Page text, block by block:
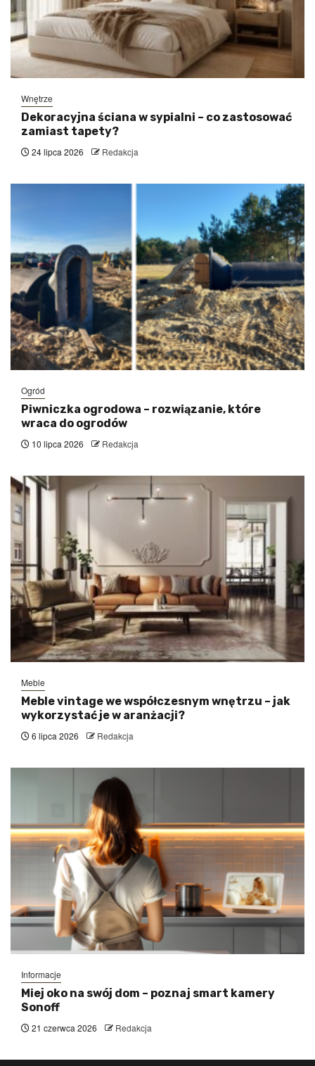
Wnętrze
Dekoracyjna ściana w sypialni – co zastosować
zamiast tapety?
24 lipca 2026 Redakcja
Ogród
Piwniczka ogrodowa – rozwiązanie, które
wraca do ogrodów
10 lipca 2026 Redakcja
Meble
Meble vintage we współczesnym wnętrzu – jak
wykorzystać je w aranżacji?
6 lipca 2026 Redakcja
Informacje
Miej oko na swój dom – poznaj smart kamery
Sonoff
21 czerwca 2026 Redakcja